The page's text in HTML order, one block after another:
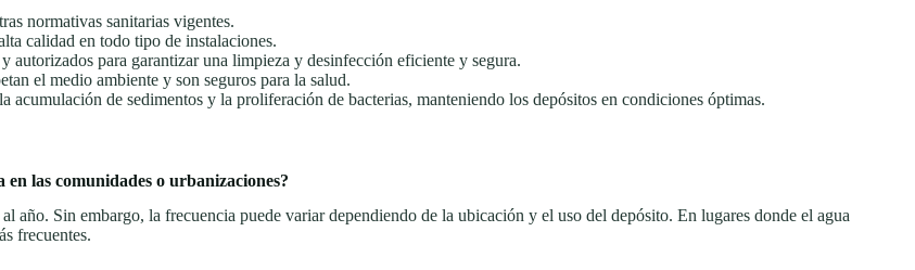
normativas sanitarias vigentes.
calidad en todo tipo de instalaciones.
autorizados para garantizar una limpieza y desinfección eficiente y segura.
el medio ambiente y son seguros para la salud.
acumulación de sedimentos y la proliferación de bacterias, manteniendo los depósitos en condiciones óptimas.
en las comunidades o urbanizaciones?
año. Sin embargo, la frecuencia puede variar dependiendo de la ubicación y el uso del depósito. En lugares donde el agua
frecuentes.